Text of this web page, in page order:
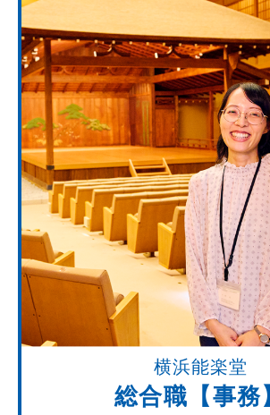
横浜能楽堂
総合職【事務】